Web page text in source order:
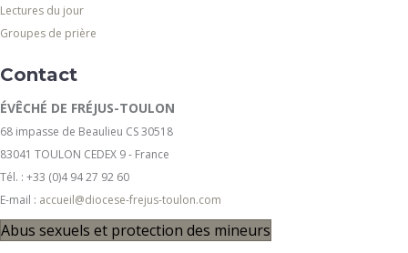
Lectures du jour
Groupes de prière
Contact
ÉVÊCHÉ DE FRÉJUS-TOULON
68 impasse de Beaulieu CS 30518
83041 TOULON CEDEX 9 - France
Tél. : +33 (0)4 94 27 92 60
E-mail : accueil@diocese-frejus-toulon.com
Abus sexuels et protection des mineurs